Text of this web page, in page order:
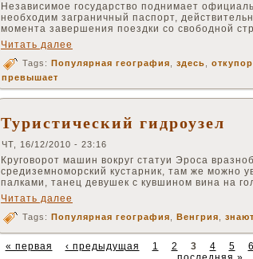
Независимое государство поднимает
необходим заграничный паспорт,
момента завершения поездки со свободной
Читать далее
Tags: Популярная география здесь
превышает
Туристический гидроузел
ЧТ, 16/12/2010 - 23:16
Круговорот машин вокруг статуи Эроса
средиземноморский кустарник, там же можно
палками, танец девушек с кувшином вина на
Читать далее
Tags: Популярная география Венгрия знают
« первая ‹ предыдущая 1 2 3 4 5 6